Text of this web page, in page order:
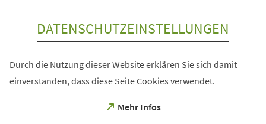
DATENSCHUTZEINSTELLUNGEN
Durch die Nutzung dieser Website erklären Sie sich damit
einverstanden, dass diese Seite Cookies verwendet.
Mehr Infos
(Öffnet